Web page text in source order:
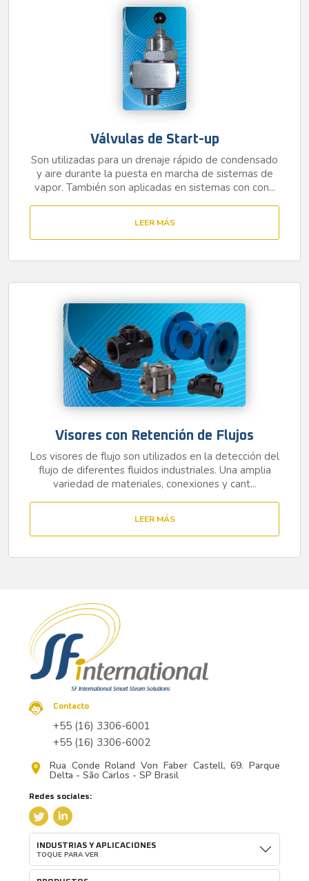
Válvulas de Start-up
Son utilizadas para un drenaje rápido de condensado
y aire durante la puesta en marcha de sistemas de
vapor. También son aplicadas en sistemas con con...
LEER MÁS
Visores con Retención de Flujos
Los visores de flujo son utilizados en la detección del
flujo de diferentes fluidos industriales. Una amplia
variedad de materiales, conexiones y cant...
LEER MÁS
Contacto
+55 (16) 3306-6001
+55 (16) 3306-6002
Rua Conde Roland Von Faber Castell, 69. Parque
Delta - São Carlos - SP Brasil
Redes sociales:
INDUSTRIAS Y APLICACIONES
TOQUE PARA VER